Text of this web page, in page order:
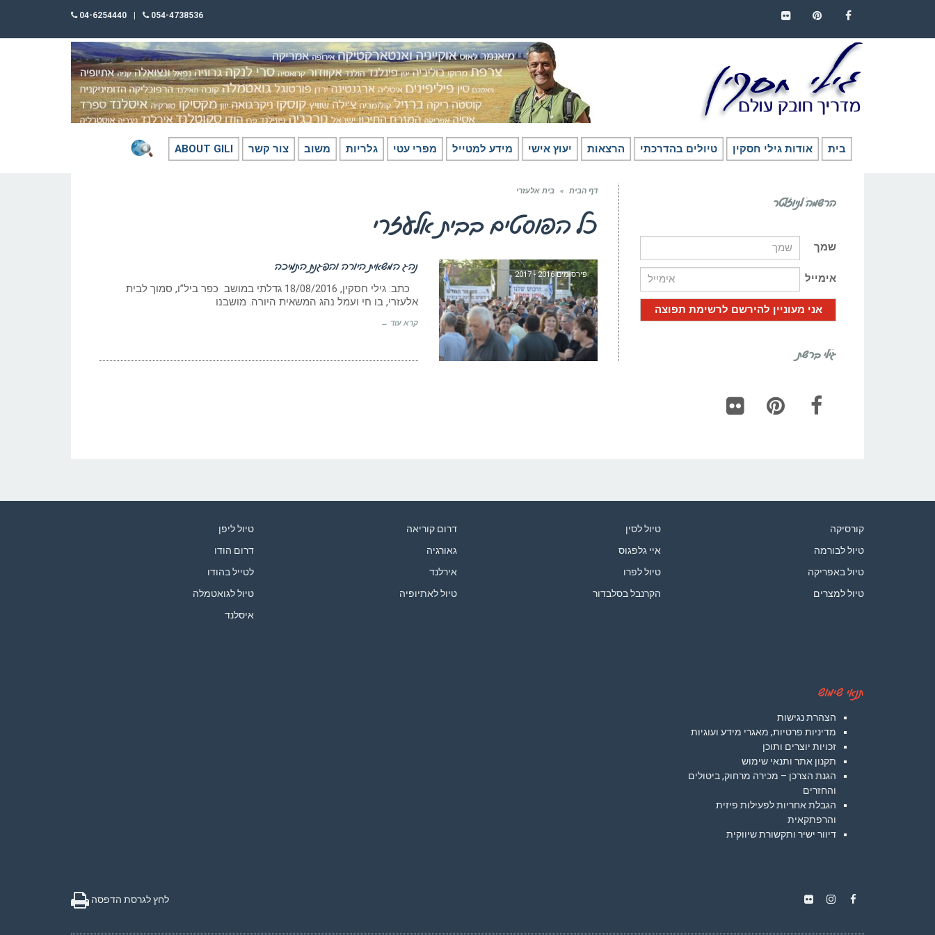
054-4738536
04-6254440
בית אודות גילי חסקין טיולים בהדרכתי הרצאות יעוץ אישי מידע למטייל מפרי עטי גלריות משוב צור קשר ABOUT GILI
דף הבית » בית אלעזרי
כל הפוסטים בבית אלעזרי
פירסומים 2016 - 2017
נהג המשאית היורה והפגנת התמיכה
‏ כתב: גילי חסקין, 18/08/2016 גדלתי במושב כפר ביל”ו, סמוך לבית
אלעזרי, בו חי ועמל נהג המשאית היורה. מושבנו
קרא עוד ←
הרשמה לניוזלטר
שמך
אימייל
גילי ברשת
קורסיקה
טיול לבורמה
טיול באפריקה
טיול למצרים
טיול לסין
איי גלפגוס
טיול לפרו
הקרנבל בסלבדור
דרום קוריאה
גאורגיה
אירלנד
טיול לאתיופיה
טיול ליפן
דרום הודו
לטייל בהודו
טיול לגואטמלה
איסלנד
תנאי שימוש
הצהרת נגישות
מדיניות פרטיות, מאגרי מידע ועוגיות
זכויות יוצרים ותוכן
תקנון אתר ותנאי שימוש
הגנת הצרכן – מכירה מרחוק, ביטולים
והחזרים
הגבלת אחריות לפעילות פיזית
והרפתקאית
דיוור ישיר ותקשורת שיווקית
לחץ לגרסת הדפסה